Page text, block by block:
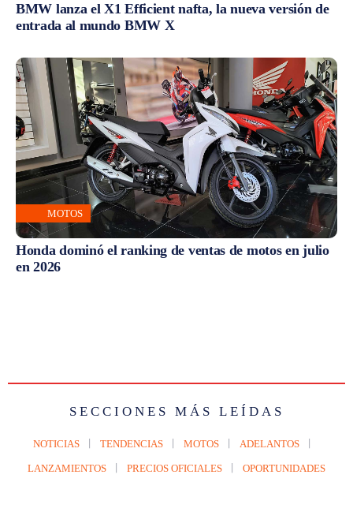
BMW lanza el X1 Efficient nafta, la nueva versión de
entrada al mundo BMW X
MOTOS
Honda dominó el ranking de ventas de motos en julio
en 2026
SECCIONES MÁS LEÍDAS
NOTICIAS TENDENCIAS MOTOS ADELANTOS
LANZAMIENTOS PRECIOS OFICIALES OPORTUNIDADES